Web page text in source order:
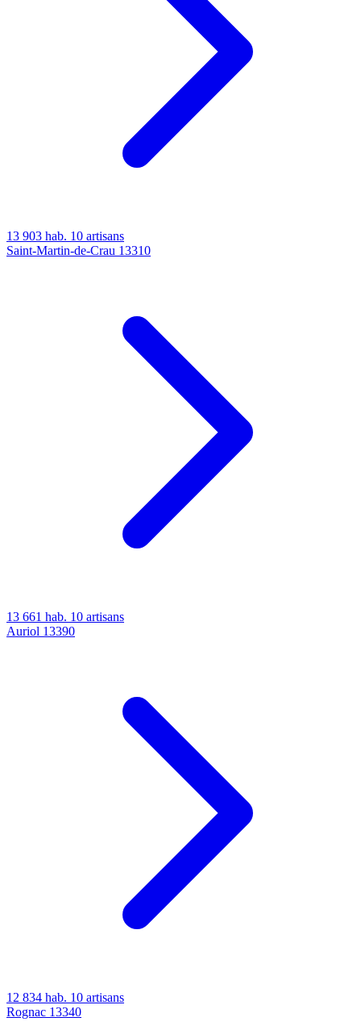
13 903 hab. 10 artisans
Saint-Martin-de-Crau 13310
13 661 hab. 10 artisans
Auriol 13390
12 834 hab. 10 artisans
Rognac 13340